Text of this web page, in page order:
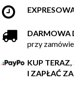
DARMOWA
przy
KUP
I ZAPŁAĆ